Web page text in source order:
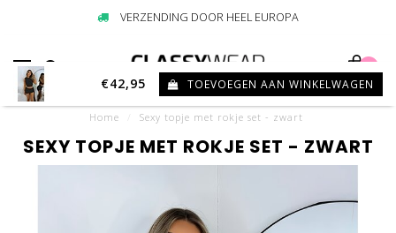
VERZENDING DOOR HEEL EUROPA
Home Sexy topje met rokje set - zwart
€42,95 TOEVOEGEN AAN WINKELWAGEN
SEXY TOPJE MET ROKJE SET - ZWART